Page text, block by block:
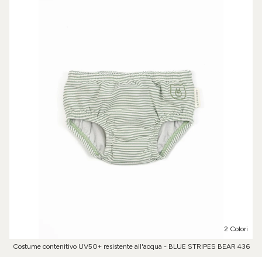
2 Colori
Costume contenitivo UV50+ resistente all'acqua - BLUE STRIPES BEAR 436